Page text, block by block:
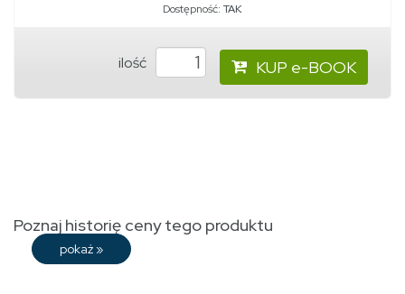
Dostępność: TAK
ilość KUP e-BOOK
Poznaj historię ceny tego produktu
pokaż »